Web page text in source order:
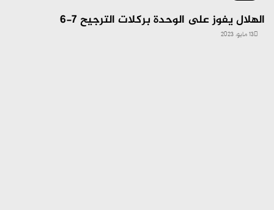
الهلال يفوز على الوحدة بركلات الترجيح 7-6
13 مايو، 2023